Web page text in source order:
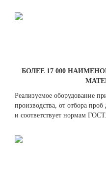
БОЛЕЕ 17 000
Реализуемое оборудование
производства, от отбора проб
и соответствует нормам ГОСТ.